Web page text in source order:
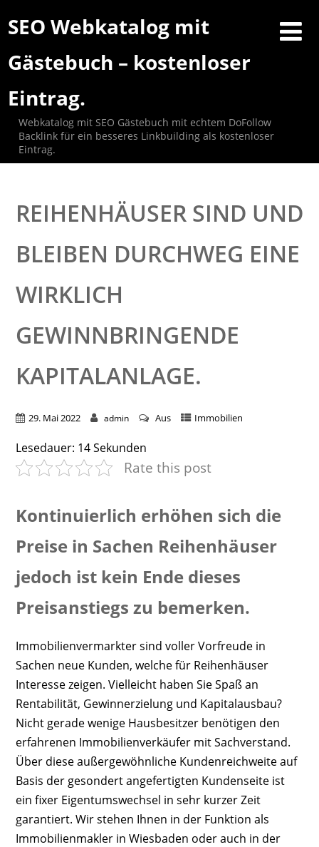
SEO Webkatalog mit
Gästebuch – kostenloser
Eintrag.
Webkatalog mit SEO Gästebuch mit echtem DoFollow
Backlink für ein besseres Linkbuilding als kostenloser
Eintrag.
REIHENHÄUSER SIND UND
BLEIBEN DURCHWEG EINE
WIRKLICH
GEWINNBRINGENDE
KAPITALANLAGE.
29. Mai 2022 admin Aus Immobilien
Lesedauer: 14Sekunden
Rate this post
Kontinuierlich erhöhen sich die
Preise in Sachen Reihenhäuser
jedoch ist kein Ende dieses
Preisanstiegs zu bemerken.
Immobilienvermarkter sind voller Vorfreude in
Sachen neue Kunden, welche für Reihenhäuser
Interesse zeigen. Vielleicht haben Sie Spaß an
Rentabilität, Gewinnerzielung und Kapitalausbau?
Nicht gerade wenige Hausbesitzer benötigen den
erfahrenen Immobilienverkäufer mit Sachverstand.
Über diese außergewöhnliche Kundenreichweite auf
Basis der gesondert angefertigten Kundenseite ist
ein fixer Eigentumswechsel in sehr kurzer Zeit
garantiert. Wir stehen Ihnen in der Funktion als
Immobilienmakler in Wiesbaden oder auch in der